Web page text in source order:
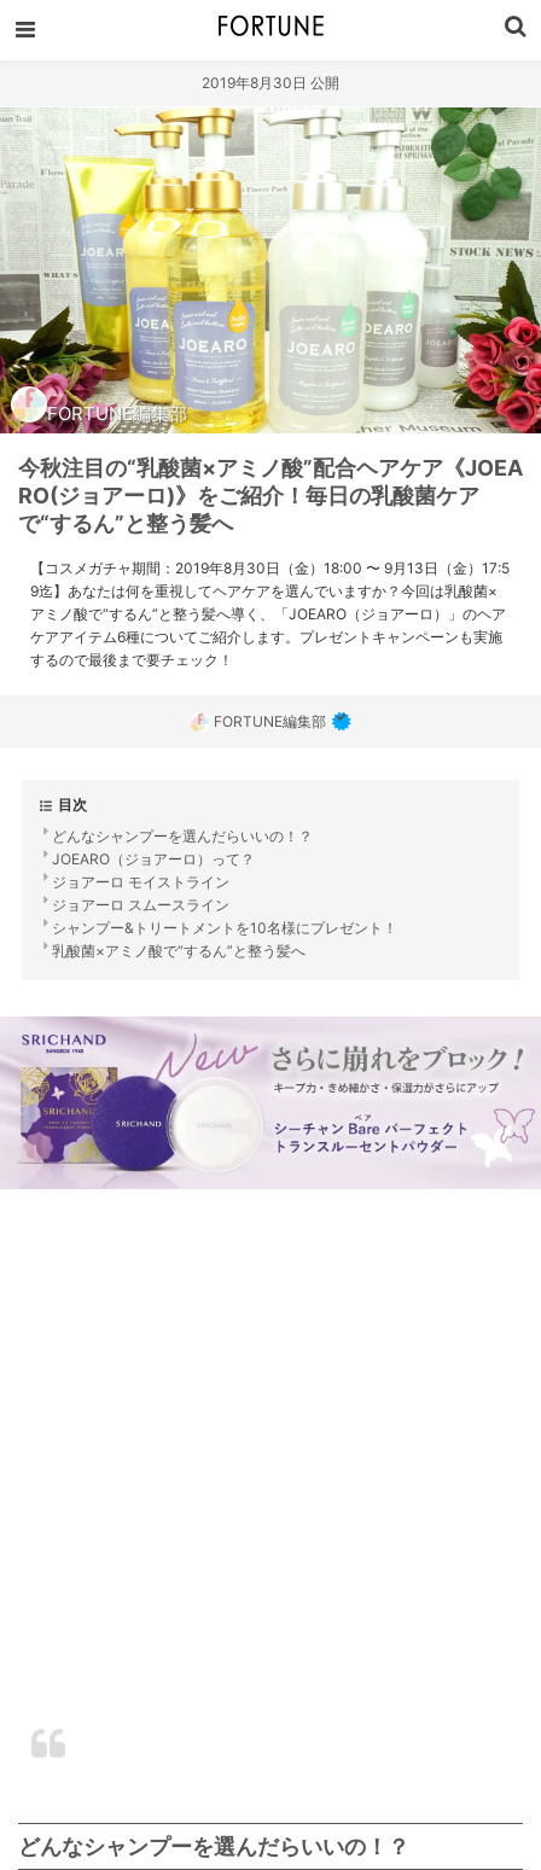
2019年8月30日 公開
FORTUNE編集部
今秋注目の“乳酸菌×アミノ酸”配合ヘアケア《JOEA
RO(ジョアーロ)》をご紹介！毎日の乳酸菌ケア
で“するん”と整う髪へ
【コスメガチャ期間：2019年8月30日（金）18:00 〜 9月13日（金）17:5
9迄】あなたは何を重視してヘアケアを選んでいますか？今回は乳酸菌×
アミノ酸で“するん”と整う髪へ導く、「JOEARO（ジョアーロ）」のヘア
ケアアイテム6種についてご紹介します。プレゼントキャンペーンも実施
するので最後まで要チェック！
FORTUNE編集部
目次
どんなシャンプーを選んだらいいの！？
JOEARO（ジョアーロ）って？
ジョアーロ モイストライン
ジョアーロ スムースライン
シャンプー&トリートメントを10名様にプレゼント！
乳酸菌×アミノ酸で“するん”と整う髪へ
どんなシャンプーを選んだらいいの！？